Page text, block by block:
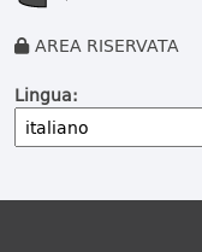
AREA RISERVATA
Lingua